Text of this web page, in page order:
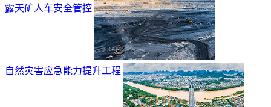
露天矿人车安全管控
自然灾害应急能力提升工程